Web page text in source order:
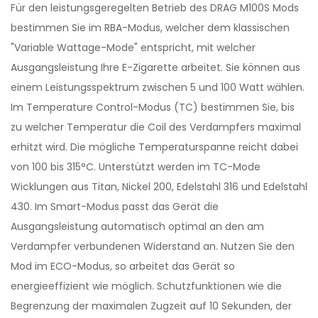
Für den leistungsgeregelten Betrieb des DRAG M100S Mods
bestimmen Sie im RBA-Modus, welcher dem klassischen
"Variable Wattage-Mode" entspricht, mit welcher
Ausgangsleistung Ihre E-Zigarette arbeitet. Sie können aus
einem Leistungsspektrum zwischen 5 und 100 Watt wählen.
Im Temperature Control-Modus (TC) bestimmen Sie, bis
zu welcher Temperatur die Coil des Verdampfers maximal
erhitzt wird. Die mögliche Temperaturspanne reicht dabei
von 100 bis 315°C. Unterstützt werden im TC-Mode
Wicklungen aus Titan, Nickel 200, Edelstahl 316 und Edelstahl
430. Im Smart-Modus passt das Gerät die
Ausgangsleistung automatisch optimal an den am
Verdampfer verbundenen Widerstand an. Nutzen Sie den
Mod im ECO-Modus, so arbeitet das Gerät so
energieeffizient wie möglich. Schutzfunktionen wie die
Begrenzung der maximalen Zugzeit auf 10 Sekunden, der